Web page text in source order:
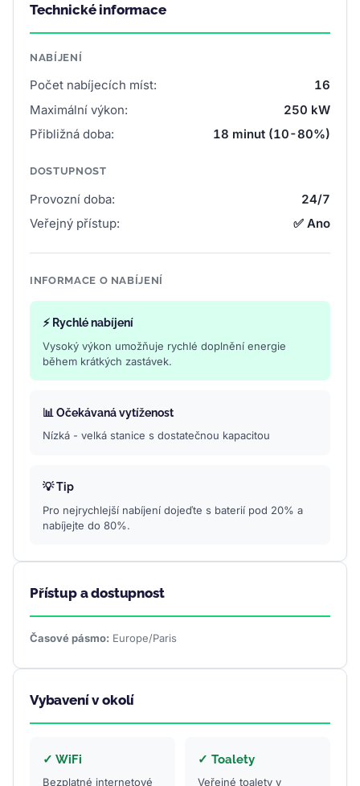
Technické informace
NABÍJENÍ
Počet nabíjecích míst:
16
Maximální výkon:
250 kW
Přibližná doba:
18 minut (10-80%)
DOSTUPNOST
Provozní doba:
24/7
Veřejný přístup:
✅ Ano
INFORMACE O NABÍJENÍ
⚡ Rychlé nabíjení
Vysoký výkon umožňuje rychlé doplnění energie
během krátkých zastávek.
📊 Očekávaná vytíženost
Nízká - velká stanice s dostatečnou kapacitou
💡 Tip
Pro nejrychlejší nabíjení dojeďte s baterií pod 20% a
nabíjejte do 80%.
Přístup a dostupnost
Časové pásmo: Europe/Paris
Vybavení v okolí
✓ WiFi
Bezplatné internetové
✓ Toalety
Veřejné toalety v